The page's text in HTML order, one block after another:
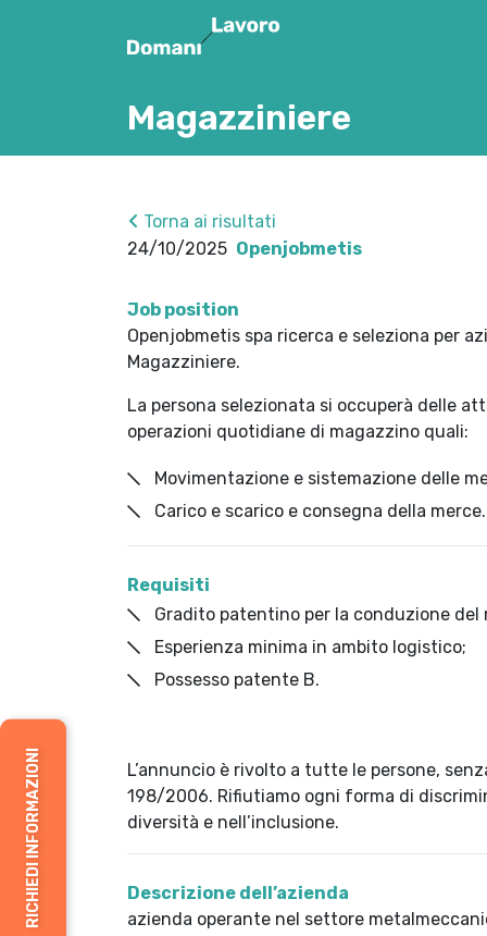
RICHIEDI INFORMAZIONI
Magazziniere
Torna ai risultati
24/10/2025 Openjobmetis
Job position
Openjobmetis spa ricerca e seleziona per
Magazziniere.
La persona selezionata si occuperà delle
operazioni quotidiane di magazzino quali:
Movimentazione e sistemazione delle
Carico e scarico e consegna della merce.
Requisiti
Gradito patentino per la conduzione
Esperienza minima in ambito logistico;
Possesso patente B.
L’annuncio è rivolto a tutte le persone,
198/2006. Rifiutiamo ogni forma di
diversità e nell’inclusione.
Descrizione dell’azienda
azienda operante nel settore